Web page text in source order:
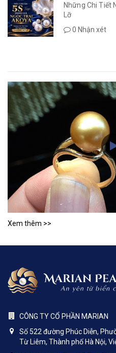
Những Chi Tiết
Lỡ
0 Nhận xét
Xem thêm >>
CÔNG TY CỔ PHẦN MARIAN
Số 522 đường Phúc Diễn,
Từ Liêm, Thành phố Hà Nội,